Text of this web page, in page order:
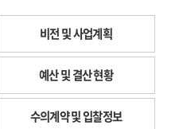
비전 및 사업계획
예산 및 결산 현황
수의계약 및 입찰정보